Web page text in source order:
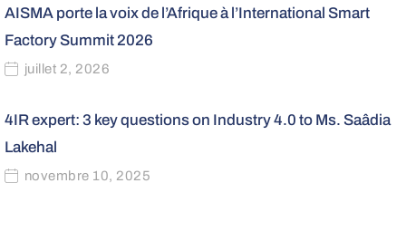
AISMA porte la voix de l’Afrique à l’International Smart
Factory Summit 2026
juillet 2, 2026
4IR expert: 3 key questions on Industry 4.0 to Ms. Saâdia
Lakehal
novembre 10, 2025